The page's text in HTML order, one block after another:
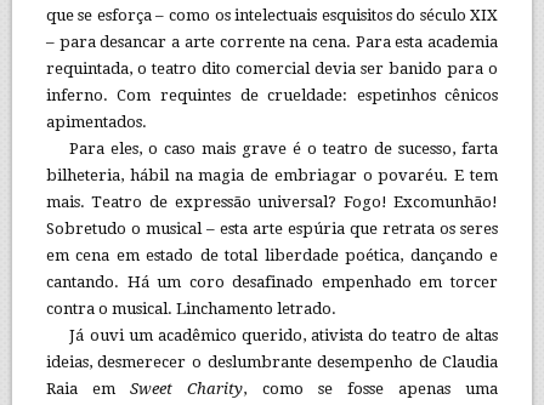
que se esforça – como os intelectuais esquisitos do século XIX
– para desancar a arte corrente na cena. Para esta academia
requintada, o teatro dito comercial devia ser banido para o
inferno. Com requintes de crueldade: espetinhos cênicos
apimentados.
Para eles, o caso mais grave é o teatro de sucesso, farta
bilheteria, hábil na magia de embriagar o povaréu. E tem
mais. Teatro de expressão universal? Fogo! Excomunhão!
Sobretudo o musical – esta arte espúria que retrata os seres
em cena em estado de total liberdade poética, dançando e
cantando. Há um coro desafinado empenhado em torcer
contra o musical. Linchamento letrado.
Já ouvi um acadêmico querido, ativista do teatro de altas
ideias, desmerecer o deslumbrante desempenho de Claudia
Raia emSweet Charity, como se fosse apenas uma